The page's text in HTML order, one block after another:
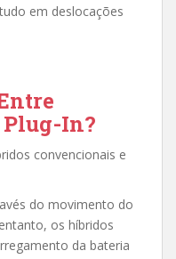
em deslocações
In?
convencionais e
do movimento do
os híbridos
da bateria